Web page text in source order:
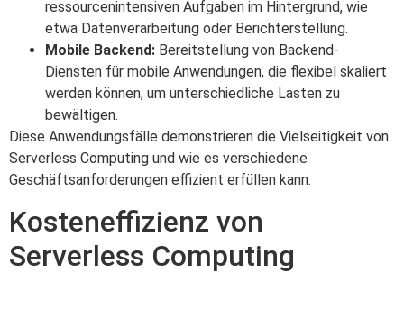
ressourcenintensiven Aufgaben im Hintergrund, wie
etwa Datenverarbeitung oder Berichterstellung.
Mobile Backend: Bereitstellung von Backend-
Diensten für mobile Anwendungen, die flexibel skaliert
werden können, um unterschiedliche Lasten zu
bewältigen.
Diese Anwendungsfälle demonstrieren die Vielseitigkeit von
Serverless Computing und wie es verschiedene
Geschäftsanforderungen effizient erfüllen kann.
Kosteneffizienz von
Serverless Computing